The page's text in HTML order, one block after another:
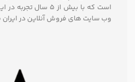
است که با بیش از 5
وب سایت های فروش آنلاین در